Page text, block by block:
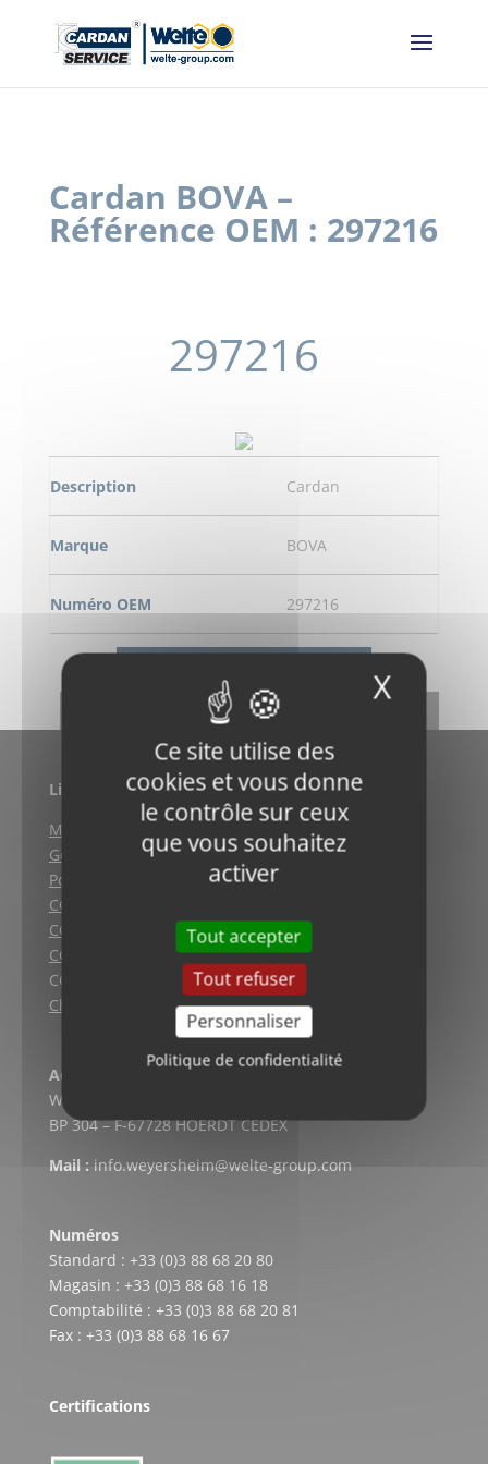
Ce site utilise des
cookies et vous donne
le contrôle sur ceux
que vous souhaitez
activer
Tout accepter
Tout refuser
Personnaliser
Politique de confidentialité
X
Cardan BOVA –
Référence OEM : 297216
297216
Description Cardan
Marque BOVA
Numéro OEM 297216
RETOUR
Liens utiles
Mentions légales
Gestion des cookies
Politique de confidentialité
CGV (Weyersheim)
CGV (Strasbourg)
CGV (Lyon)
CGV vente en ligne
Charte qualité
Adresse postale
WELTE CARDAN-SERVICE
BP 304 – F-67728 HOERDT CEDEX
Mail : info.weyersheim@welte-group.com
Numéros
Standard : +33 (0)3 88 68 20 80
Magasin : +33 (0)3 88 68 16 18
Comptabilité : +33 (0)3 88 68 20 81
Fax : +33 (0)3 88 68 16 67
Certifications